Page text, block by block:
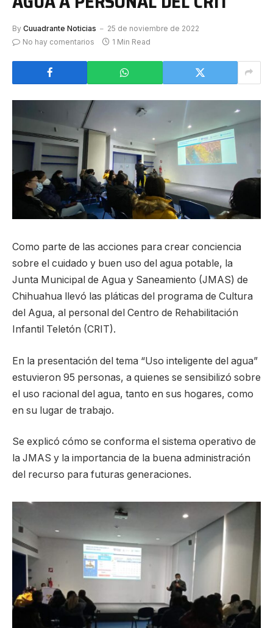
By Cuuadrante Noticias
25 de noviembre de 2022
No hay comentarios
1 Min Read
Como parte de las acciones para crear conciencia
sobre el cuidado y buen uso del agua potable, la
Junta Municipal de Agua y Saneamiento (JMAS) de
Chihuahua llevó las pláticas del programa de Cultura
del Agua, al personal del Centro de Rehabilitación
Infantil Teletón (CRIT).
En la presentación del tema “Uso inteligente del agua”
estuvieron 95 personas, a quienes se sensibilizó sobre
el uso racional del agua, tanto en sus hogares, como
en su lugar de trabajo.
Se explicó cómo se conforma el sistema operativo de
la JMAS y la importancia de la buena administración
del recurso para futuras generaciones.